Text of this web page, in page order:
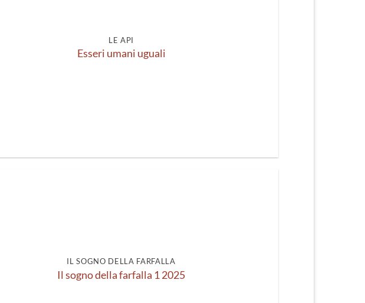
LE API
Esseri umani uguali
IL SOGNO DELLA FARFALLA
Il sogno della farfalla 1 2025